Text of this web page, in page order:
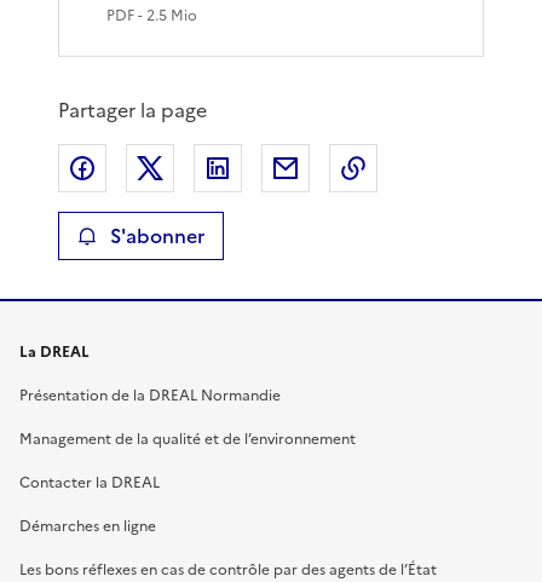
PDF- 2.5 Mio
Partager la page
Partager sur Facebook
Partager sur XPartager sur LinkedIn
Partager par email
S'abonner
La DREAL
Présentation de la DREAL Normandie
Management de la qualité et de l’environnement
Contacter la DREAL
Démarches en ligne
Les bons réflexes en cas de contrôle par des agents de l’État